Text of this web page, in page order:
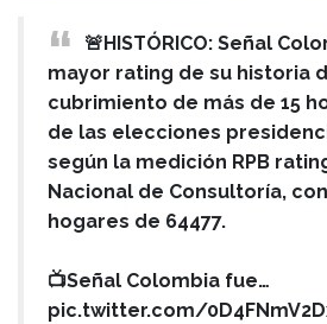
🚨HISTÓRICO: Señal
mayor rating de su historia
cubrimiento de más de 15
de las elecciones
según la medición RPB
Nacional de Consultoría,
hogares de 64477.
📺Señal Colombia fue…
pic.twitter.com/